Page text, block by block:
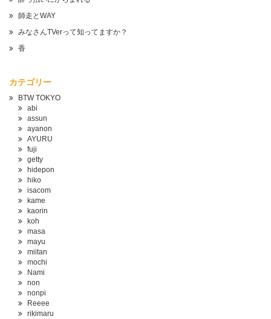
師走とWAY
みなさんTVerって知ってますか？
香
カテゴリー
BTW TOKYO
abi
assun
ayanon
AYURU
fuji
getty
hidepon
hiko
isacom
kame
kaorin
koh
masa
mayu
miitan
mochi
Nami
non
nonpi
Reeee
rikimaru